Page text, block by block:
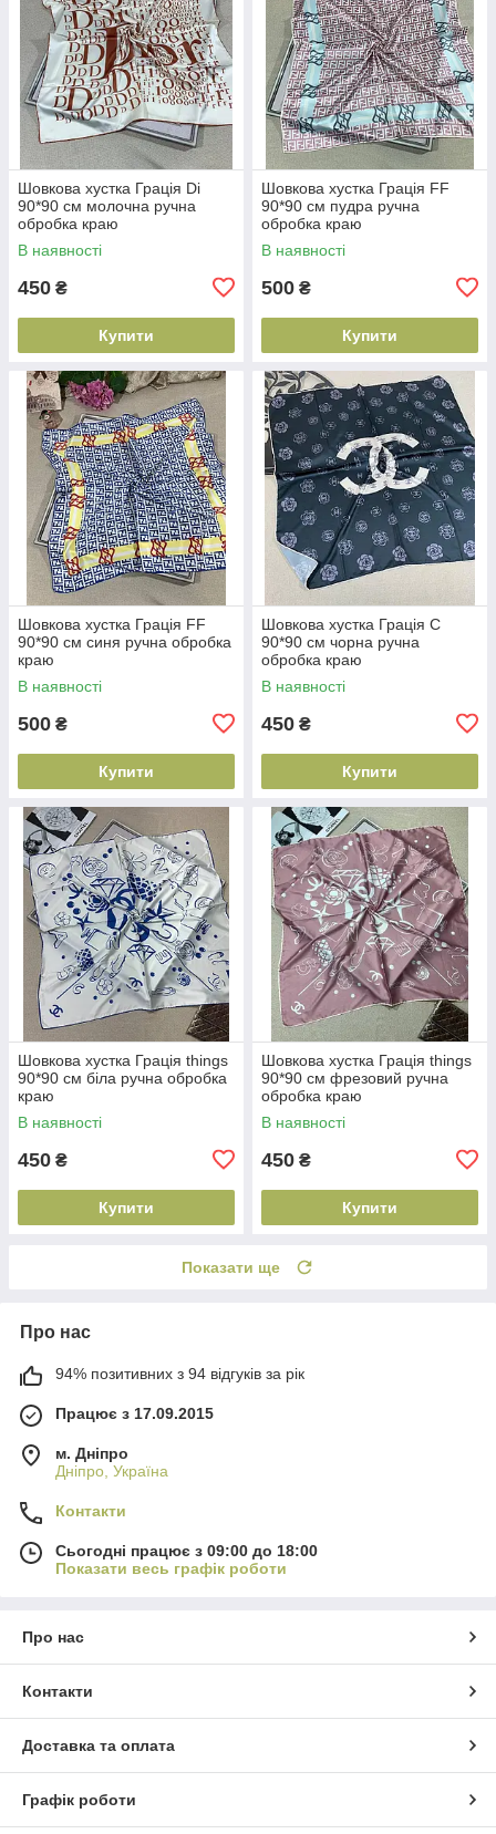
Шовкова хустка Грація Di
90*90 см молочна ручна
обробка краю
В наявності
450 ₴
Купити
Шовкова хустка Грація FF
90*90 см пудра ручна
обробка краю
В наявності
500 ₴
Купити
Шовкова хустка Грація FF
90*90 см синя ручна обробка
краю
В наявності
500 ₴
Купити
Шовкова хустка Грація С
90*90 см чорна ручна
обробка краю
В наявності
450 ₴
Купити
Шовкова хустка Грація things
90*90 см біла ручна обробка
краю
В наявності
450 ₴
Купити
Шовкова хустка Грація things
90*90 см фрезовий ручна
обробка краю
В наявності
450 ₴
Купити
Показати ще
Про нас
94% позитивних з 94 відгуків за рік
Працює з 17.09.2015
м. Дніпро
Дніпро, Україна
Контакти
Сьогодні працює з 09:00 до 18:00
Показати весь графік роботи
Про нас
Контакти
Доставка та оплата
Графік роботи